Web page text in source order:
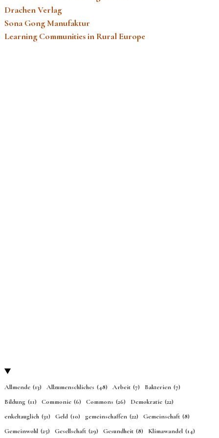
Drachen Verlag
Sona Gong Manufaktur
Learning Communities in Rural Europe
Allmende (13) Allzumenschliches (48) Arbeit (7) Bakterien (7)
Bildung (11) Commonie (6) Commons (26) Demokratie (22)
enkeltauglich (31) Geld (10) gemeinschaffen (22) Gemeinschaft (8)
Gemeinwohl (25) Gesellschaft (29) Gesundheit (8) Klimawandel (14)